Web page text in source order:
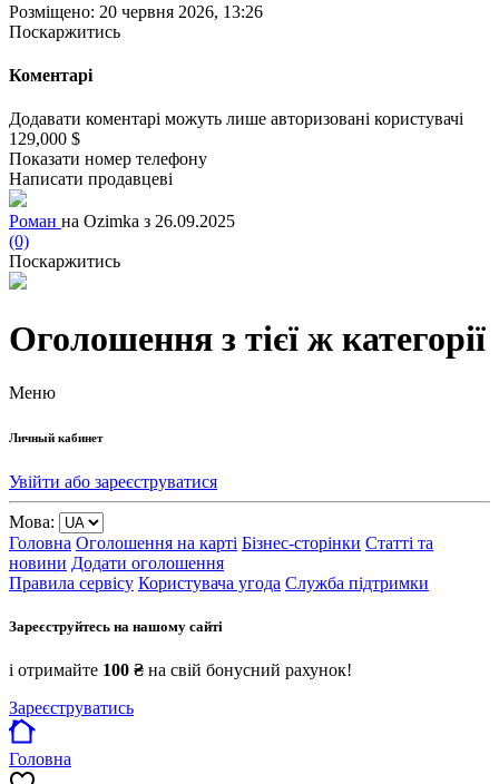
Розміщено: 20 червня 2026, 13:26
Поскаржитись
Коментарі
Додавати коментарі можуть лише авторизовані користувачі
129,000 $
Показати номер телефону
Написати продавцеві
Роман на Ozimka з 26.09.2025
(0)
Поскаржитись
Оголошення з тієї ж категорії
Меню
Личный кабинет
Увійти або зареєструватися
Мова:
Головна Оголошення на карті Бізнес-сторінки Статті та
новини Додати оголошення
Правила сервісу Користувача угода Служба підтримки
Зареєструйтесь на нашому сайті
і отримайте 100 ₴ на свій бонусний рахунок!
Зареєструватись
Головна